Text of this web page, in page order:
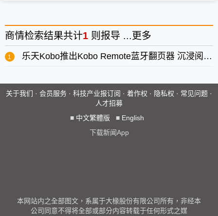
商情检索结果共计1 则报导 ... 更多
乐天Kobo推出Kobo Remote蓝牙翻页器 沉浸阅读体验再升级
关于我们 · 会员服务 · 科技产业报订阅 · 着作权 · 隐私权 · 常见问题 ·
人才招募
■ 中文繁體版 ■ English
下载新闻App
本网站内之全部图文，系属于大椽股份有限公司所有，非经本
公司同意不得将全部或部分内容转载于任何形式之媒